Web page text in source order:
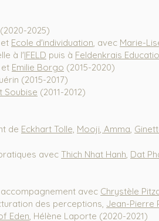
(2020-2025)
Ecole d'individuation, avec Marie-
à l'IFELD puis à Feldenkrais
et Emilie Borgo (2015-2020)
(2015-2017)
Soubise (2011-2012)
de Eckhart Tolle, Mooji, Amma,
avec Thich Nhat Hanh, Dat
avec Chrystèle
des perceptions, Jean-Pierre
Eden, Hélène Laporte (2020-2021)